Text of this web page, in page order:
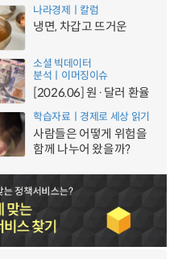
나라경제ㅣ칼럼
냉면, 차갑고 뜨거운
소셜 빅데이터
분석ㅣ이머징이슈
[2026.06] 원·달러 환율
학습자료ㅣ경제로 세상 읽기
사람들은 어떻게 위험을
함께 나누어 왔을까?